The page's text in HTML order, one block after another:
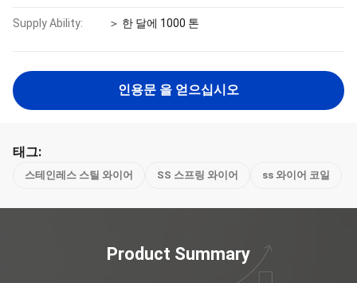
Supply Ability: ＞ 한 달에 1000 톤
인용문 을 얻으십시오
태그:
스테인레스 스틸 와이어 SS 스프링 와이어 ss 와이어 코일
Product Summary